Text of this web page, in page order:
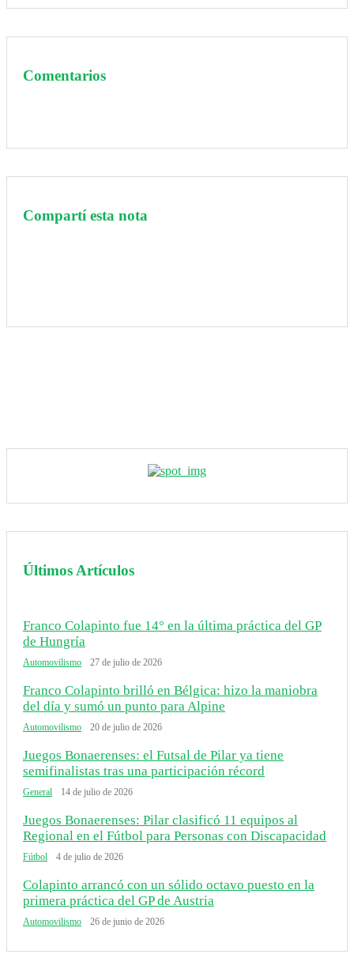
Comentarios
Compartí esta nota
Últimos Artículos
Franco Colapinto fue 14° en la última práctica del GP
de Hungría
Automovilismo 27 de julio de 2026
Franco Colapinto brilló en Bélgica: hizo la maniobra
del día y sumó un punto para Alpine
Automovilismo 20 de julio de 2026
Juegos Bonaerenses: el Futsal de Pilar ya tiene
semifinalistas tras una participación récord
General 14 de julio de 2026
Juegos Bonaerenses: Pilar clasificó 11 equipos al
Regional en el Fútbol para Personas con Discapacidad
Fútbol 4 de julio de 2026
Colapinto arrancó con un sólido octavo puesto en la
primera práctica del GP de Austria
Automovilismo 26 de junio de 2026